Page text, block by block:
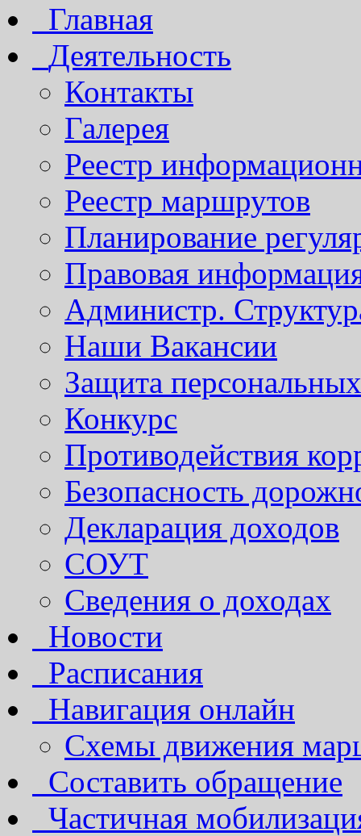
Главная
Деятельность
Контакты
Галерея
Реестр
Реестр маршрутов
Планирование
Правовая
Администр.
Наши Вакансии
Защита
Конкурс
Противодействия
Безопасность
Декларация доходов
СОУТ
Сведения о доходах
Новости
Расписания
Навигация онлайн
Схемы движения
Составить обращение
Частичная